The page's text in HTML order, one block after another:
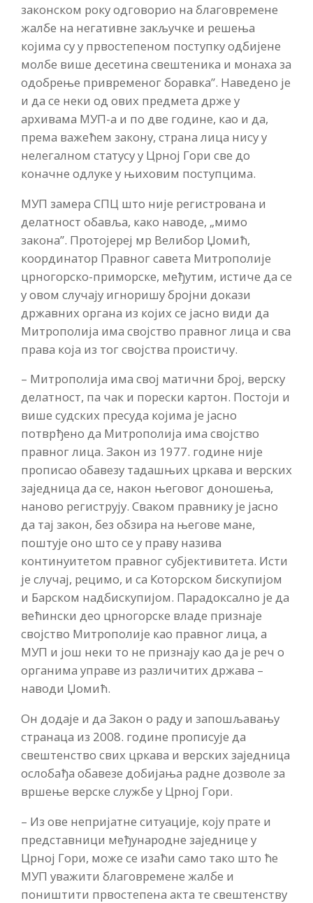
законском року одговорио на благовремене
жалбе на негативне закључке и решења
којима су у првостепеном поступку одбијене
молбе више десетина свештеника и монаха за
одобрење привременог боравка”. Наведено је
и да се неки од ових предмета држе у
архивама МУП-а и по две године, као и да,
према важећем закону, страна лица нису у
нелегалном статусу у Црној Гори све до
коначне одлуке у њиховим поступцима.
МУП замера СПЦ што није регистрована и
делатност обавља, како наводе, „мимо
закона”. Протојереј мр Велибор Џомић,
координатор Правног савета Митрополије
црногорско-приморске, међутим, истиче да се
у овом случају игноришу бројни докази
државних органа из којих се јасно види да
Митрополија има својство правног лица и сва
права која из тог својства проистичу.
– Митрополија има свој матични број, верску
делатност, па чак и порески картон. Постоји и
више судских пресуда којима је јасно
потврђено да Митрополија има својство
правног лица. Закон из 1977. године није
прописао обавезу тадашњих цркава и верских
заједница да се, након његовог доношења,
наново региструју. Сваком правнику је јасно
да тај закон, без обзира на његове мане,
поштује оно што се у праву назива
континуитетом правног субјективитета. Исти
је случај, рецимо, и са Которском бискупијом
и Барском надбискупијом. Парадоксално је да
већински део црногорске владе признаје
својство Митрополије као правног лица, а
МУП и још неки то не признају као да је реч о
органима управе из различитих држава –
наводи Џомић.
Он додаје и да Закон о раду и запошљавању
странаца из 2008. године прописује да
свештенство свих цркава и верских заједница
ослобађа обавезе добијања радне дозволе за
вршење верске службе у Црној Гори.
– Из ове непријатне ситуације, коју прате и
представници међународне заједнице у
Црној Гори, може се изаћи само тако што ће
МУП уважити благовремене жалбе и
поништити првостепена акта те свештенству